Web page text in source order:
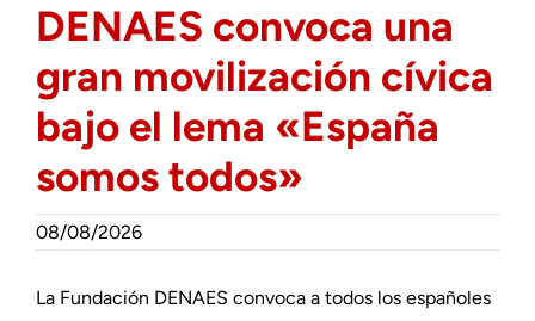
Actualidad
Actividades
Colabora
DENAES convoca una
gran movilización cívica
bajo el lema «España
somos todos»
08/08/2026
La Fundación DENAES convoca a todos los españoles